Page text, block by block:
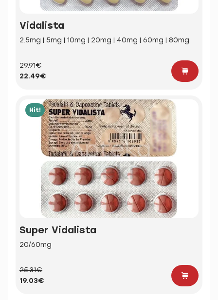
Vidalista
2.5mg | 5mg | 10mg | 20mg | 40mg | 60mg | 80mg
29.91€
22.49€
Hit!
Super Vidalista
20/60mg
25.31€
19.03€